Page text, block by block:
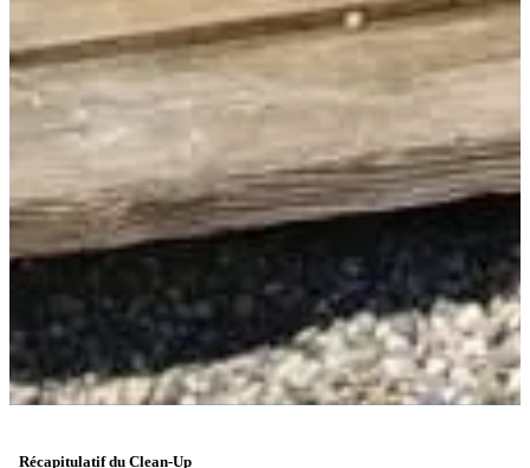
Récapitulatif du Clean-Up